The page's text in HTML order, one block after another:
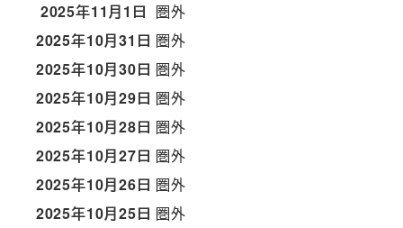
2025年11月1日 圏外
2025年10月31日 圏外
2025年10月30日 圏外
2025年10月29日 圏外
2025年10月28日 圏外
2025年10月27日 圏外
2025年10月26日 圏外
2025年10月25日 圏外